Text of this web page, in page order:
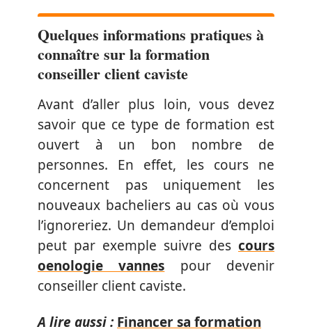
Quelques informations pratiques à
connaître sur la formation
conseiller client caviste
Avant d’aller plus loin, vous devez
savoir que ce type de formation est
ouvert à un bon nombre de
personnes. En effet, les cours ne
concernent pas uniquement les
nouveaux bacheliers au cas où vous
l’ignoreriez. Un demandeur d’emploi
peut par exemple suivre des cours
oenologie vannes
pour devenir
conseiller client caviste.
A lire aussi : Financer sa formation